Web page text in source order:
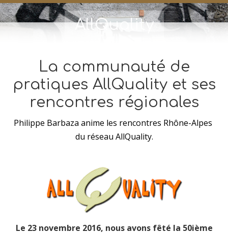
AllQuality
La communauté de
pratiques AllQuality et ses
rencontres régionales
Philippe Barbaza anime les rencontres Rhône-Alpes
du réseau AllQuality.
Le 23 novembre 2016, nous avons fêté la 50ième